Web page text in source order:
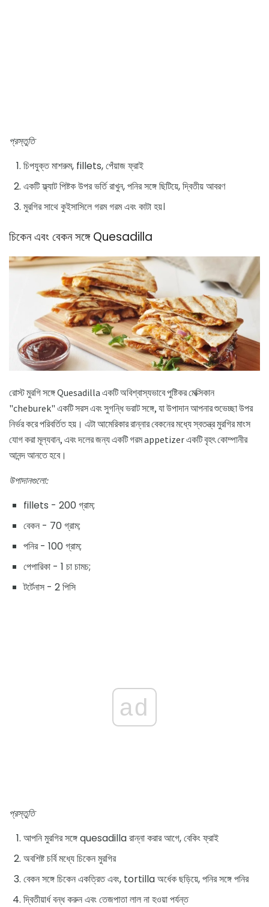
প্রস্তুতি
চিপযুক্ত মাশরুম, fillets, পেঁয়াজ ফ্রাই
একটি ফ্ল্যাট পিষ্টক উপর ভর্তি রাখুন, পনির সঙ্গে ছিটিয়ে, দ্বিতীয় আবরণ
মুরগির সাথে কুইসাসিলে গরম গরম এবং কাটা হয়।
চিকেন এবং বেকন সঙ্গে Quesadilla
রোস্ট মুরগি সঙ্গে Quesadilla একটি অবিশ্বাস্যভাবে পুষ্টিকর মেক্সিকান
"cheburek" একটি সরস এবং সুগন্ধি ভরাট সঙ্গে, যা উপাদান আপনার শুভেচ্ছা উপর
নির্ভর করে পরিবর্তিত হয়। এটা আমেরিকার রান্নার বেকনের মধ্যে স্বতন্ত্র মুরগির মাংস
যোগ করা মূল্যবান, এবং দলের জন্য একটি গরম appetizer একটি বৃহৎ কোম্পানীর
আনন্দ আনতে হবে।
উপাদানগুলো:
fillets - 200 গ্রাম;
বেকন - 70 গ্রাম;
পনির - 100 গ্রাম;
পেপারিকা - 1 চা চামচ;
টর্টেনাস - 2 পিসি
ad
প্রস্তুতি
আপনি মুরগির সঙ্গে quesadilla রান্না করার আগে, বেকিং ফ্রাই
অবশিষ্ট চর্বি মধ্যে চিকেন মুরগির
বেকন সঙ্গে চিকেন একত্রিত এবং, tortilla অর্ধেক ছড়িয়ে, পনির সঙ্গে পনির
দ্বিতীয়ার্ধ বন্ধ করুন এবং তেজপাতা লাল না হওয়া পর্যন্ত